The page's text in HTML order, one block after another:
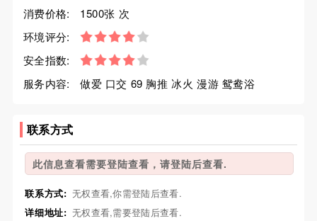
消费价格:
1500张 次
环境评分:
安全指数:
服务内容:
做爱 口交 69 胸推 冰火 漫游 鸳鸯浴
联系方式
此信息查看需要登陆查看，请登陆后查看.
联系方式: 无权查看,你需登陆后查看.
详细地址: 无权查看,需要登陆后查看.